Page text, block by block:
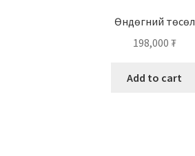
Өндөгний төсөл
198,000 ₮
Add to cart